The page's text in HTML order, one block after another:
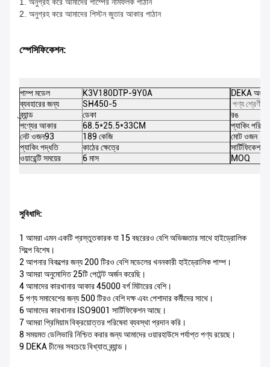
1. অনুগ্রহ করে আমাদের পাম্পের নামফলক পাঠান
2. অনুগ্রহ করে আমাদের পিস্টন জুতার আকার পাঠান
স্পেসিফিকেশন:
পাম্প মডেল
K3V180DTP-9Y0A
ব্যবহারের জন্য
SH450-5
ব্র্যান্ড
ডেকা
পণ্যের আকার
68.5*25.5*33CM
নেট ওজন93
189 কেজি
প্যাকিং পদ্ধতি
কাঠের ক্ষেত্রে
ওয়ারেন্টি সময়ের
6 মাস
DEKA অংশ
পণ্য শ্রেণী
রঙ
প্যাকিং পরিমাপ
মোট ওজন
সার্টিফিকেশন
MOQ
সুবিধাদি:
1 আমরা এমন একটি প্রস্তুতকারক যা 15 বছরেরও বেশি অভিজ্ঞতার সাথে হাইড্রোলিক
শিল্পে বিশেষ।
2 আপনার বিকল্পের জন্য 200 টিরও বেশি মডেলের খননকারী হাইড্রোলিক পাম্প।
3 আমরা অনুমোদিত 25টি পেটেন্ট অর্জন করেছি।
4 আমাদের কারখানার আকার 45000 বর্গ মিটারের বেশি।
5 পণ্য সমাবেশের জন্য 500 টিরও বেশি দক্ষ এবং পেশাদার কর্মীদের সাথে।
6 আমাদের কারখানার ISO9001 সার্টিফিকেশন আছে।
7 আমরা প্রিমিয়াম বিক্রয়োত্তর পরিষেবা ব্যবস্থা প্রদান করি।
8 সময়মত ডেলিভারি নিশ্চিত করার জন্য আমাদের ওয়ারহাউসে পর্যাপ্ত পণ্য রয়েছে।
9 DEKA চীনের সবচেয়ে বিখ্যাত ব্র্যান্ড।